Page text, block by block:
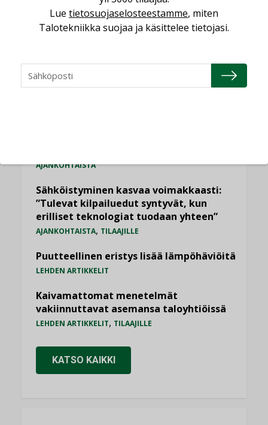
LUETUIMMAT UUTISET
Datakeskusurakointi on tekniikkalaji
LEHDEN ARTIKKELIT
AJANKOHTAISTA
Sähköistyminen kasvaa voimakkaasti:
”Tulevat kilpailuedut syntyvät, kun
erilliset teknologiat tuodaan yhteen”
AJANKOHTAISTA, TILAAJILLE
Puutteellinen eristys lisää lämpöhäviöitä
LEHDEN ARTIKKELIT
Kaivamattomat menetelmät
vakiinnuttavat asemansa taloyhtiöissä
LEHDEN ARTIKKELIT, TILAAJILLE
KATSO KAIKKI
Lue tietosuojaselosteestamme, miten
Talotekniikka suojaa ja käsittelee tietojasi.